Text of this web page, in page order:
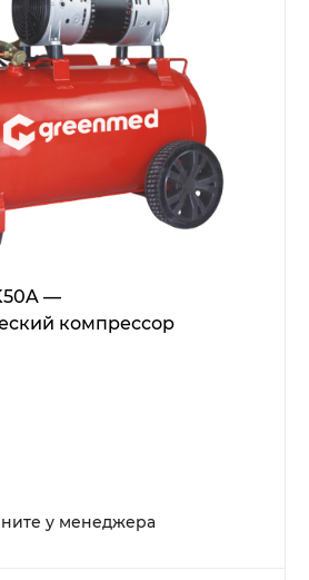
—
компрессор
у менеджера